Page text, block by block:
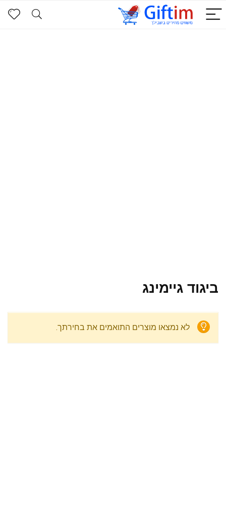
ביגוד גיימינג
לא נמצאו מוצרים התואמים את בחירתך.